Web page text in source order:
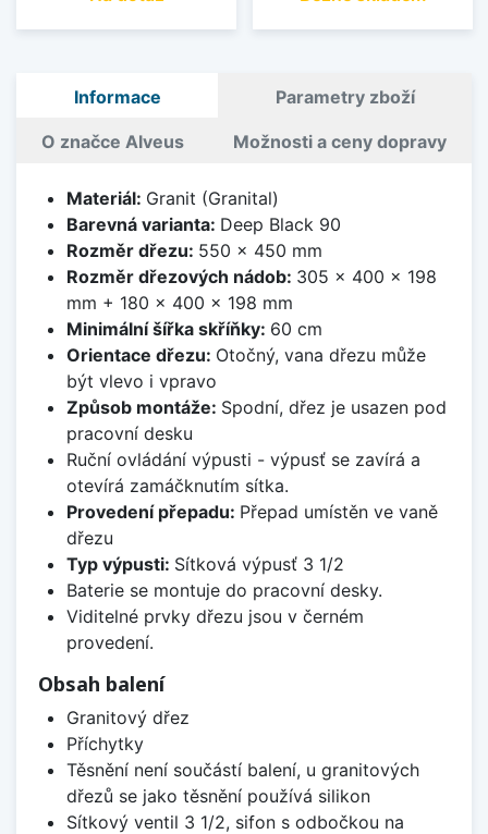
Informace Parametry zboží
O značce Alveus Možnosti a ceny dopravy
Materiál: Granit (Granital)
Barevná varianta: Deep Black 90
Rozměr dřezu: 550 x 450 mm
Rozměr dřezových nádob: 305 x 400 x 198
mm + 180 x 400 x 198 mm
Minimální šířka skříňky: 60 cm
Orientace dřezu: Otočný, vana dřezu může
být vlevo i vpravo
Způsob montáže: Spodní, dřez je usazen pod
pracovní desku
Ruční ovládání výpusti - výpusť se zavírá a
otevírá zamáčknutím sítka.
Provedení přepadu: Přepad umístěn ve vaně
dřezu
Typ výpusti: Sítková výpusť 3 1/2
Baterie se montuje do pracovní desky.
Viditelné prvky dřezu jsou v černém
provedení.
Obsah balení
Granitový dřez
Příchytky
Těsnění není součástí balení, u granitových
dřezů se jako těsnění používá silikon
Sítkový ventil 3 1/2, sifon s odbočkou na